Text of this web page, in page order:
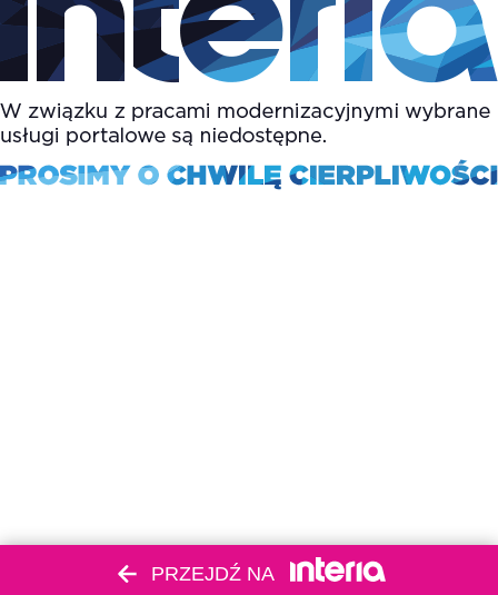
PRZEJDŹ NA